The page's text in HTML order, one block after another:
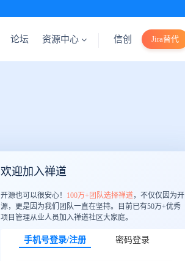
论坛 资源中心 信创 Jira替代
欢迎加入禅道
开源也可以很安心！ 100万+团队选择禅道，不仅仅因为开
源，更是因为我们团队一直在坚持。目前已有50万+优秀
项目管理从业人员加入禅道社区大家庭。
手机号登录/注册 密码登录